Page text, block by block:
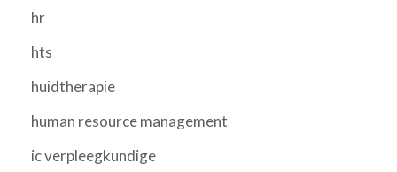
hr
hts
huidtherapie
human resource management
ic verpleegkundige